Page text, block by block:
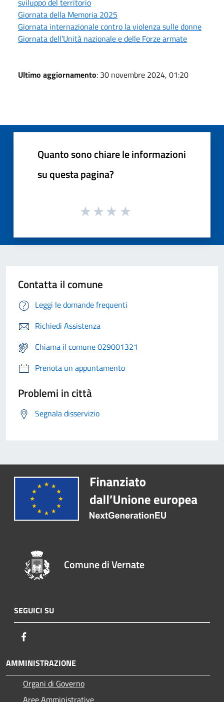
Giornata della Memoria 2025
Giornata internazionale contro la violenza sulle donne
Giornata dell’Unità nazionale e delle Forze armate
Ultimo aggiornamento: 30 novembre 2024, 01:20
Quanto sono chiare le informazioni
su questa pagina?
Contatta il comune
Leggi le domande frequenti
Richiedi Assistenza
Chiama il comune 029001321
Prenota un appuntamento
Problemi in città
Segnala disservizio
Comune di Vernate
SEGUICI SU
AMMINISTRAZIONE
Organi di Governo
Aree Amministrative